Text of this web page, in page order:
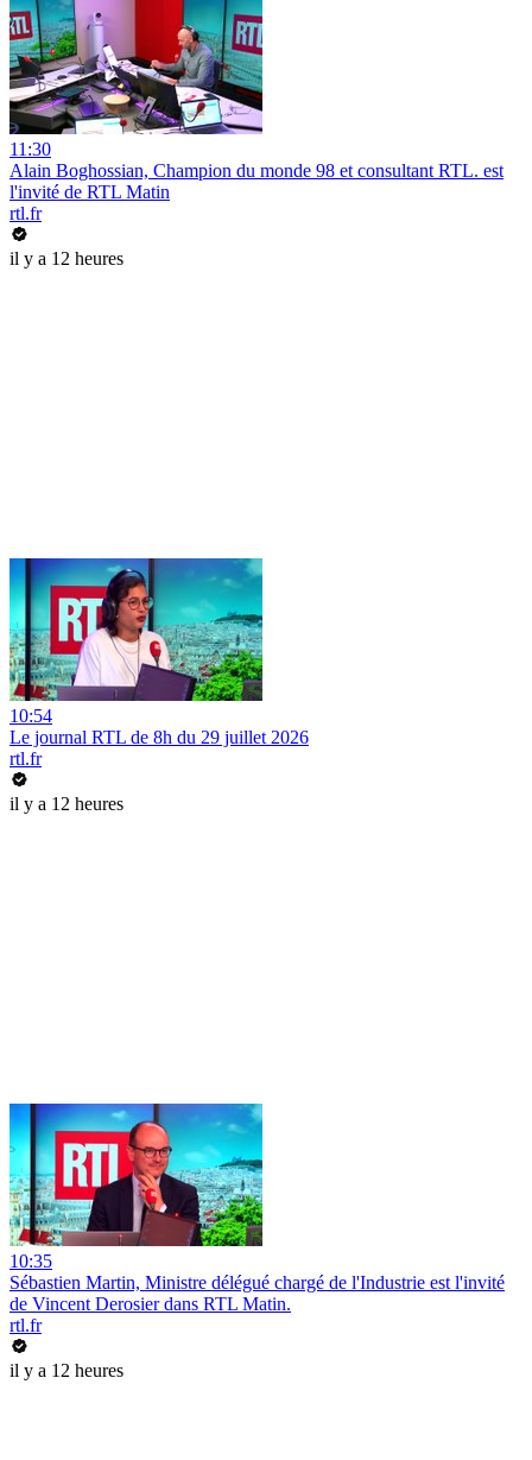
11:30
Alain Boghossian, Champion du monde 98 et consultant RTL. est
l'invité de RTL Matin
rtl.fr
il y a 12 heures
10:54
Le journal RTL de 8h du 29 juillet 2026
rtl.fr
il y a 12 heures
10:35
Sébastien Martin, Ministre délégué chargé de l'Industrie est l'invité
de Vincent Derosier dans RTL Matin.
rtl.fr
il y a 12 heures